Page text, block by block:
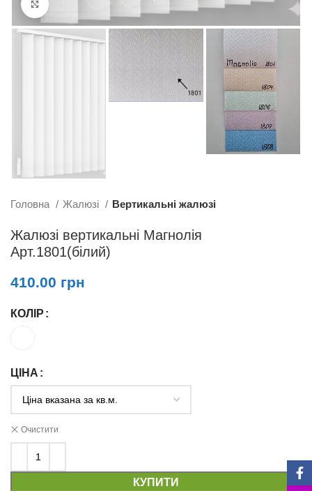
Головна Жалюзі Вертикальні жалюзі
Жалюзі вертикальні Магнолія
Арт.1801(білий)
410.00 грн
КОЛІР
ЦІНА
Очистити
КУПИТИ